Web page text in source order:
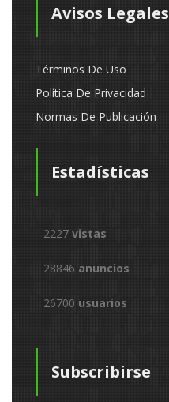
Avisos Legales
Términos De Uso
Política De Privacidad
Normas De Publicación
Estadísticas
2227 vistas
28846 anuncios
26700 usuarios
Subscribirse